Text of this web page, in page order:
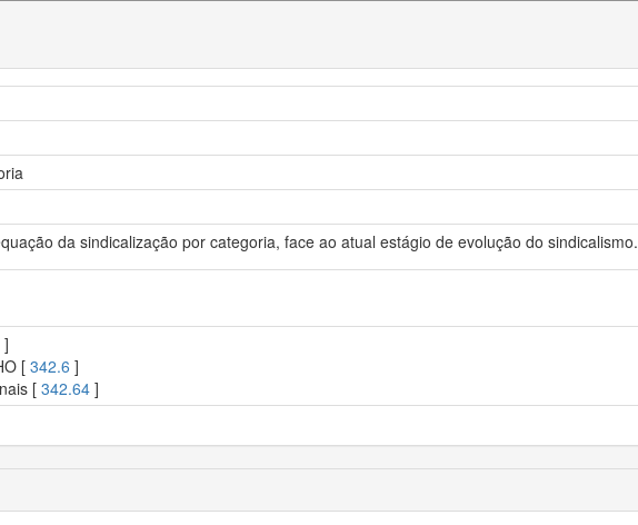
da sindicalização por categoria, face ao atual estágio de evolução do sindicalismo.
]
[ 342.6 ]
[342.64 ]